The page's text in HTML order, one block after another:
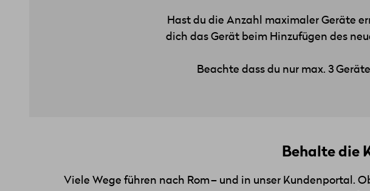
Hast du die Anzahl maximaler Geräte
dich das Gerät beim Hinzufügen des
Beachte dass du nur max. 3
Behalte die
Viele Wege führen nach Rom – und in unser Kundenportal.